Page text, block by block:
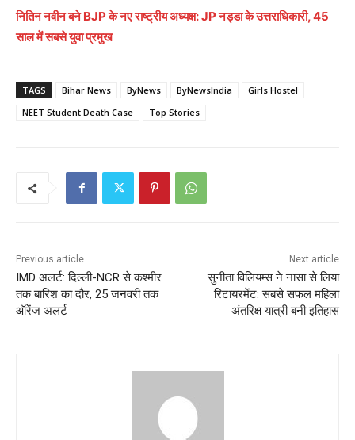
नितिन नवीन बने BJP के नए राष्ट्रीय अध्यक्ष: JP नड्डा के उत्तराधिकारी, 45
साल में सबसे युवा प्रमुख
TAGS Bihar News ByNews ByNewsIndia
Girls Hostel
NEET Student Death Case
Top Stories
Previous article
IMD अलर्ट: दिल्ली-NCR से कश्मीर
तक बारिश का दौर, 25 जनवरी तक
ऑरेंज अलर्ट
Next article
सुनीता विलियम्स ने नासा से लिया
रिटायरमेंट: सबसे सफल महिला
अंतरिक्ष यात्री बनी इतिहास